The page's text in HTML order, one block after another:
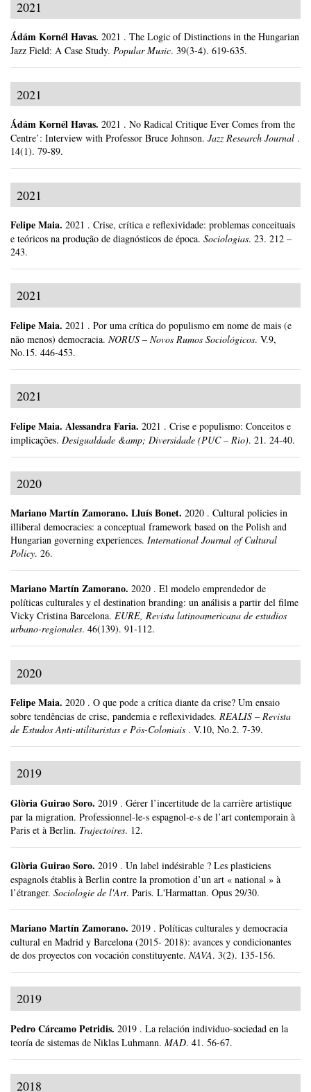
2021
Ádám Kornél Havas. 2021 . The Logic of Distinctions in the Hungarian
Jazz Field: A Case Study. Popular Music. 39(3-4). 619-635.
2021
Ádám Kornél Havas. 2021 . No Radical Critique Ever Comes from the
Centre’: Interview with Professor Bruce Johnson. Jazz Research Journal .
14(1). 79-89.
2021
Felipe Maia. 2021 . Crise, crítica e reflexividade: problemas conceituais
e teóricos na produção de diagnósticos de época. Sociologias. 23. 212 –
243.
2021
Felipe Maia. 2021 . Por uma crítica do populismo em nome de mais (e
não menos) democracia. NORUS – Novos Rumos Sociológicos. V.9,
No.15. 446-453.
2021
Felipe Maia. Alessandra Faria. 2021 . Crise e populismo: Conceitos e
implicações. Desigualdade &amp; Diversidade (PUC – Rio). 21. 24-40.
2020
Mariano Martín Zamorano. Lluís Bonet. 2020 . Cultural policies in
illiberal democracies: a conceptual framework based on the Polish and
Hungarian governing experiences. International Journal of Cultural
Policy. 26.
Mariano Martín Zamorano. 2020 . El modelo emprendedor de
políticas culturales y el destination branding: un análisis a partir del filme
Vicky Cristina Barcelona. EURE, Revista latinoamericana de estudios
urbano-regionales. 46(139). 91-112.
2020
Felipe Maia. 2020 . O que pode a crítica diante da crise? Um ensaio
sobre tendências de crise, pandemia e reflexividades. REALIS – Revista
de Estudos Anti-utilitaristas e Pós-Coloniais . V.10, No.2. 7-39.
2019
Glòria Guirao Soro. 2019 . Gérer l’incertitude de la carrière artistique
par la migration. Professionnel-le-s espagnol-e-s de l’art contemporain à
Paris et à Berlin. Trajectoires. 12.
Glòria Guirao Soro. 2019 . Un label indésirable ? Les plasticiens
espagnols établis à Berlin contre la promotion d’un art « national » à
l’étranger. Sociologie de l'Art. Paris. L'Harmattan. Opus 29/30.
Mariano Martín Zamorano. 2019 . Políticas culturales y democracia
cultural en Madrid y Barcelona (2015- 2018): avances y condicionantes
de dos proyectos con vocación constituyente. NAVA. 3(2). 135-156.
2019
Pedro Cárcamo Petridis. 2019 . La relación individuo-sociedad en la
teoría de sistemas de Niklas Luhmann. MAD. 41. 56-67.
2018